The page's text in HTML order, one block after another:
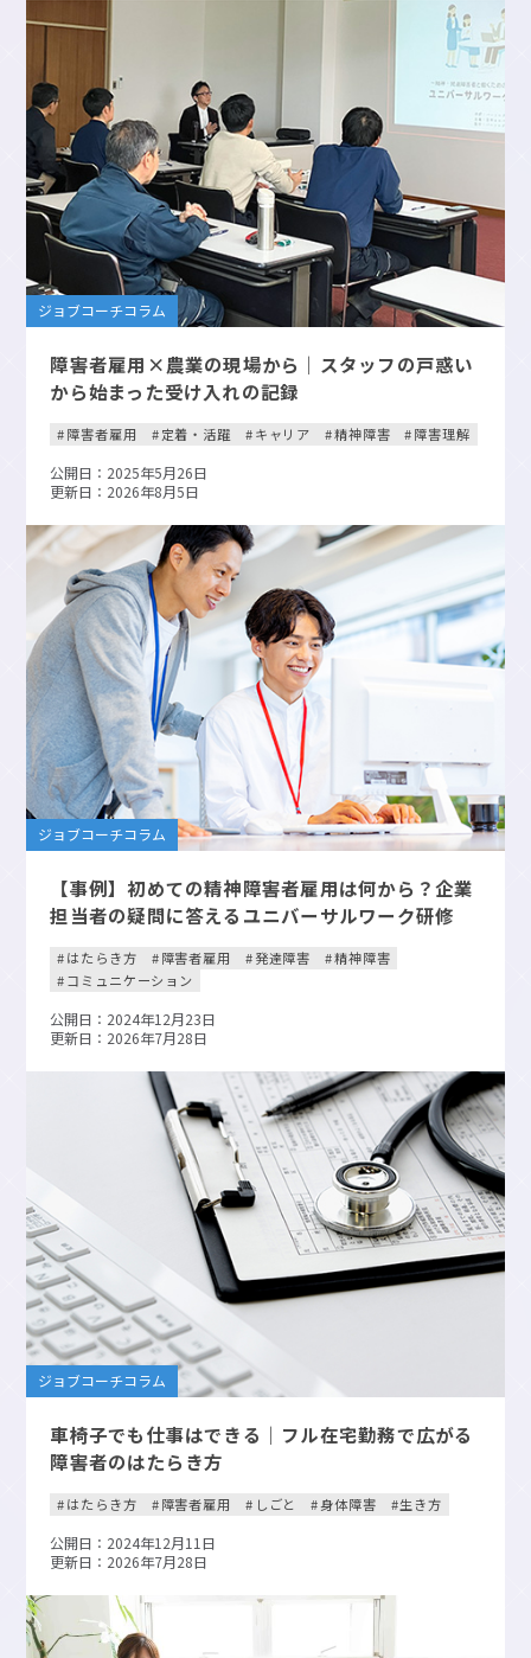
ジョブコーチコラム
障害者雇用×農業の現場から｜スタッフの戸惑い
から始まった受け入れの記録
障害者雇用 定着・活躍 キャリア 精神障害 障害理解
公開日：2025年5月26日
更新日：2026年8月5日
ジョブコーチコラム
【事例】初めての精神障害者雇用は何から？企業
担当者の疑問に答えるユニバーサルワーク研修
はたらき方 障害者雇用 発達障害
精神障害
コミュニケーション
公開日：2024年12月23日
更新日：2026年7月28日
ジョブコーチコラム
車椅子でも仕事はできる｜フル在宅勤務で広がる
障害者のはたらき方
はたらき方 障害者雇用 しごと 身体障害 生き方
公開日：2024年12月11日
更新日：2026年7月28日